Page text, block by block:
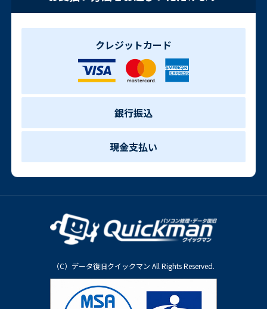
クレジットカード
銀行振込
現金支払い
（C）データ復旧クイックマン All Rights Reserved.